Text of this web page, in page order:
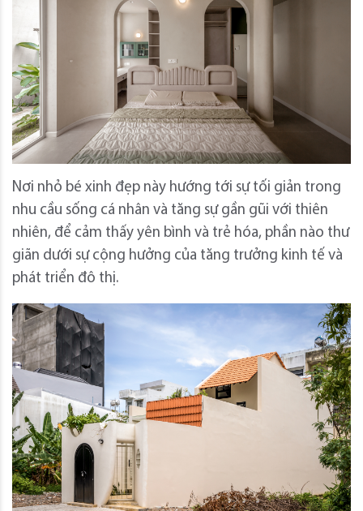
Nơi nhỏ bé xinh đẹp này hướng tới sự tối giản trong
nhu cầu sống cá nhân và tăng sự gần gũi với thiên
nhiên, để cảm thấy yên bình và trẻ hóa, phần nào thư
giãn dưới sự cộng hưởng của tăng trưởng kinh tế và
phát triển đô thị.